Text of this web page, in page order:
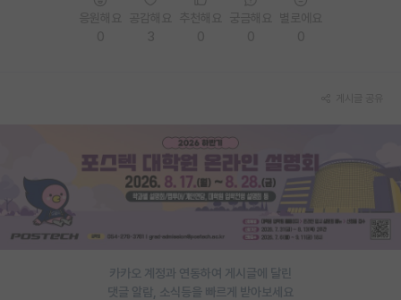
장학금/장학생 게시판
학술 정보 게시판
홍보 게시판
카카오 계정과 연동하여 게시글에 달린
댓글 알람, 소식등을 빠르게 받아보세요